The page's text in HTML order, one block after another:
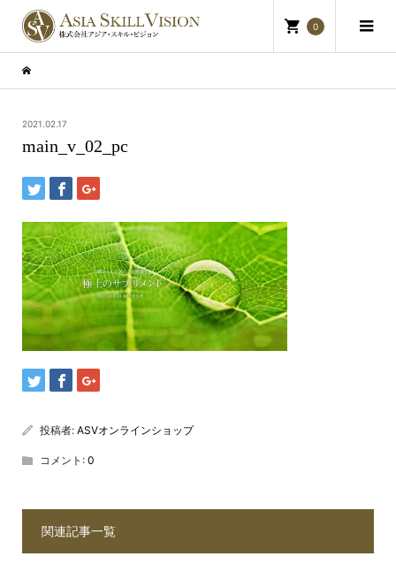
0
2021.02.17
main_v_02_pc
投稿者: ASVオンラインショップ
コメント: 0
関連記事一覧